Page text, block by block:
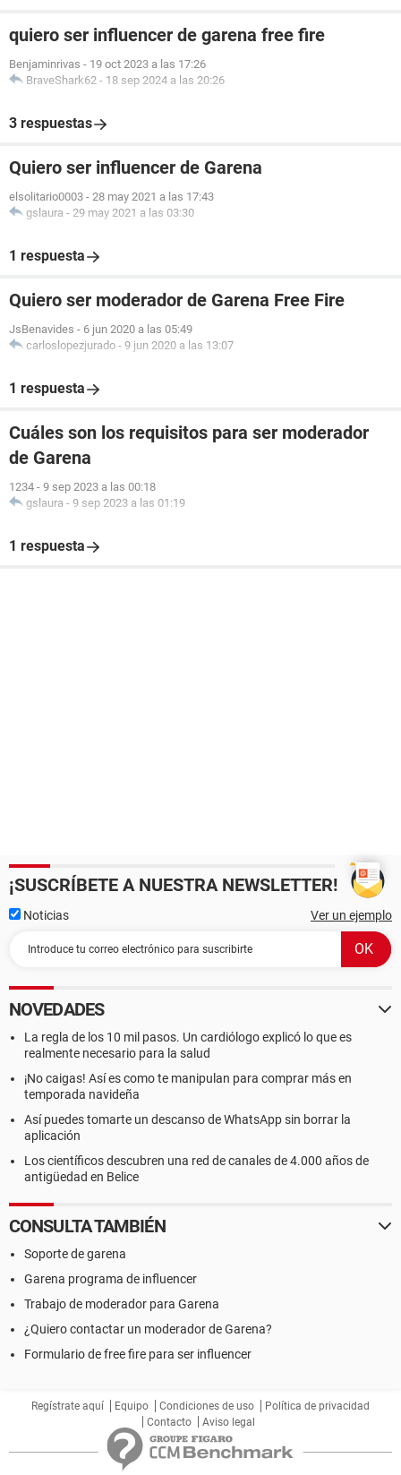
quiero ser influencer de garena free fire
Benjaminrivas - 19 oct 2023 a las 17:26
BraveShark62 - 18 sep 2024 a las 20:26
3 respuestas
Quiero ser influencer de Garena
elsolitario0003 - 28 may 2021 a las 17:43
gslaura - 29 may 2021 a las 03:30
1 respuesta
Quiero ser moderador de Garena Free Fire
JsBenavides - 6 jun 2020 a las 05:49
carloslopezjurado - 9 jun 2020 a las 13:07
1 respuesta
Cuáles son los requisitos para ser moderador
de Garena
1234 - 9 sep 2023 a las 00:18
gslaura - 9 sep 2023 a las 01:19
1 respuesta
¡SUSCRÍBETE A NUESTRA NEWSLETTER!
Noticias Ver un ejemplo
NOVEDADES
La regla de los 10 mil pasos. Un cardiólogo explicó lo que es
realmente necesario para la salud
¡No caigas! Así es como te manipulan para comprar más en
temporada navideña
Así puedes tomarte un descanso de WhatsApp sin borrar la
aplicación
Los científicos descubren una red de canales de 4.000 años de
antigüedad en Belice
CONSULTA TAMBIÉN
Soporte de garena
Garena programa de influencer
Trabajo de moderador para Garena
¿Quiero contactar un moderador de Garena?
Formulario de free fire para ser influencer
Regístrate aquí Equipo Condiciones de uso
Política de privacidad
Contacto
Aviso legal